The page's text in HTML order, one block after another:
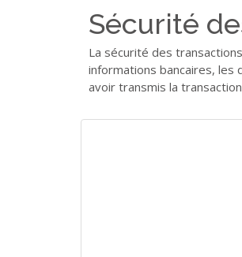
Sécurité
La sécurité des
informations bancaires, les
avoir transmis la